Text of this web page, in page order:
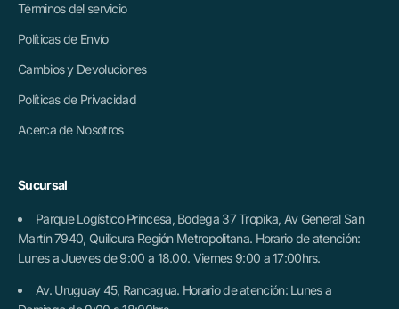
Términos del servicio
Políticas de Envío
Cambios y Devoluciones
Políticas de Privacidad
Acerca de Nosotros
Sucursal
Parque Logístico Princesa, Bodega 37 Tropika, Av General San
Martín 7940, Quilicura Región Metropolitana. Horario de atención:
Lunes a Jueves de 9:00 a 18.00. Viernes 9:00 a 17:00hrs.
Av. Uruguay 45, Rancagua. Horario de atención: Lunes a